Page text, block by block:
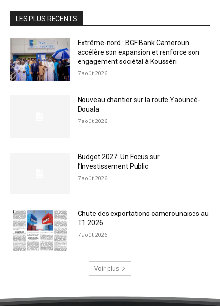
LES PLUS RECENTS
Extrême-nord : BGFIBank Cameroun
accélère son expansion et renforce son
engagement sociétal à Kousséri
7 août 2026
Nouveau chantier sur la route Yaoundé-
Douala
7 août 2026
Budget 2027: Un Focus sur
l’Investissement Public
7 août 2026
Chute des exportations camerounaises au
T1 2026
7 août 2026
Voir plus